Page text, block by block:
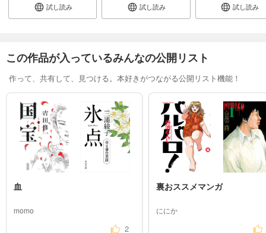
試し読み 試し読み 試し読み
この作品が入っているみんなの公開リスト
作って、共有して、見つける。本好きがつながる公開リスト機能！
血
momo
2
裏おススメマンガ
ににか